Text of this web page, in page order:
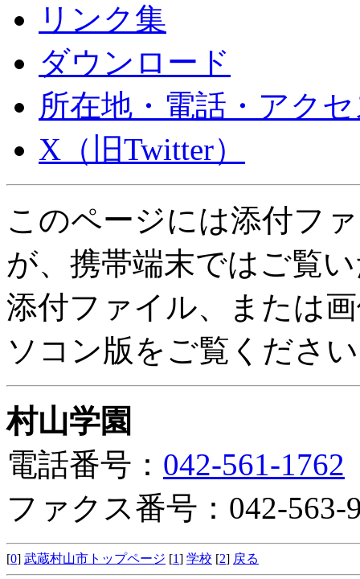
リンク集
ダウンロード
所在地・電話・アク
X（旧Twitter）
このページには添付フ
が、携帯端末ではご覧
添付ファイル、または
ソコン版をご覧くださ
村山学園
電話番号： 042-561-1762
ファクス番号：042-563-
[0] 武蔵村山市トップページ [1] 学校 [2] 戻る